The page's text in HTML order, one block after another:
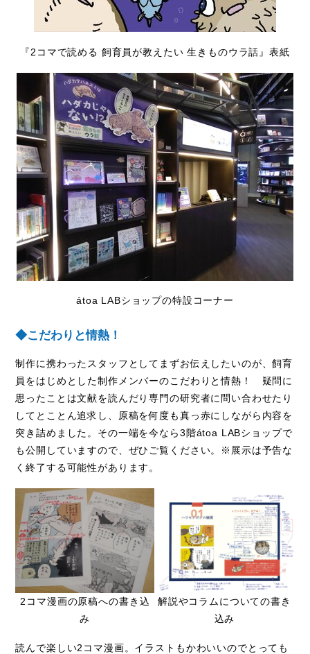
『2 コマで読める 飼育員が教えたい 生きものウラ話』表紙
átoa LABショップの特設コーナー
◆こだわりと情熱！
制作に携わったスタッフとしてまずお伝えしたいのが、飼育
員をはじめとした制作メンバーのこだわりと情熱！ 疑問に
思ったことは文献を読んだり専門の研究者に問い合わせたり
してとことん追求し、原稿を何度も真っ赤にしながら内容を
突き詰めました。その一端を今なら3階átoa LABショップで
も公開していますので、ぜひご覧ください。※展示は予告な
く終了する可能性があります。
2 コマ漫画の原稿への書き込
み
解説やコラムについての書き
込み
読んで楽しい2 コマ漫画。イラストもかわいいのでとっても